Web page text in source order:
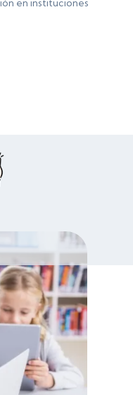
en instituciones